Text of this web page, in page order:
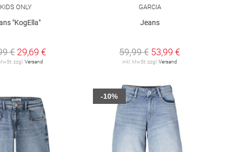
KIDS ONLY
"KogElla"
€ 29,69 €
zzgl.Versand
GARCIA
Jeans
59,99 € 53,99 €
inkl. MwSt. zzgl.Versand
-10%